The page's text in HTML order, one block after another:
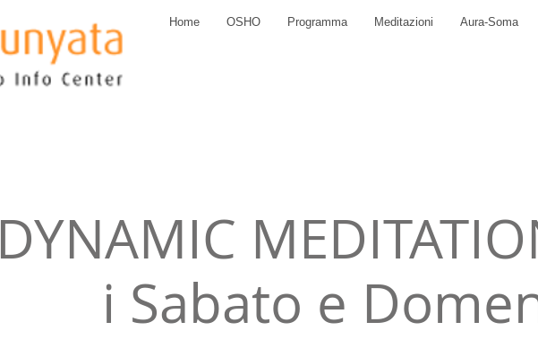
Home OSHO Programma Meditazioni Aura-Soma
DYNAMIC
i Sabato e